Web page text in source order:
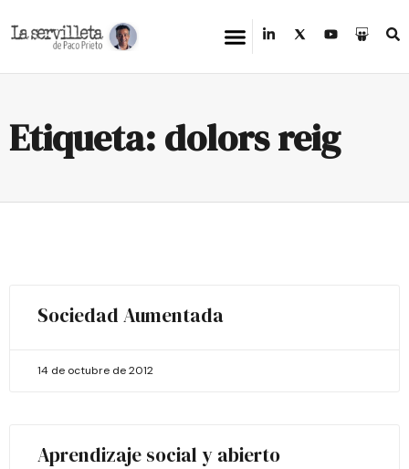
Etiqueta: dolors reig
Sociedad Aumentada
14 de octubre de 2012
Aprendizaje social y abierto